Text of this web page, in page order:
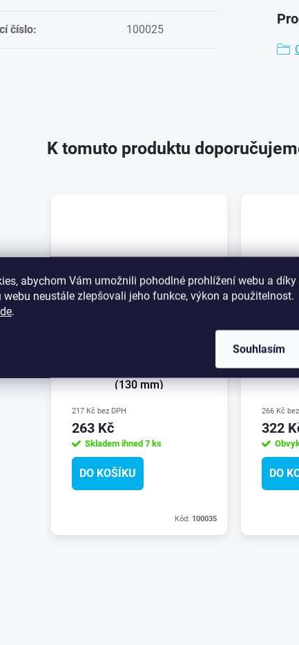
abychom Vám umožnili pohodlné prohlížení webu a díky
webu neustále zlepšovali jeho funkce, výkon a použitelnost.
.
Souhlasím
číslo: 100025
K tomuto produktu
(130 mm)
217 Kč bez DPH
263 Kč
Skladem ihned 7 ks
DO KOŠÍKU
Kód: 100035
266 Kč
322
DO